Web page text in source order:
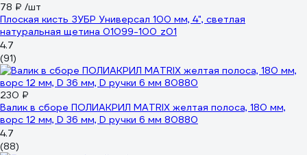
78 ₽ /шт
Плоская кисть ЗУБР Универсал 100 мм, 4", светлая
натуральная щетина 01099-100_z01
4.7
(91)
230 ₽
Валик в сборе ПОЛИАКРИЛ MATRIX желтая полоса, 180 мм,
ворс 12 мм, D 36 мм, D ручки 6 мм 80880
4.7
(88)